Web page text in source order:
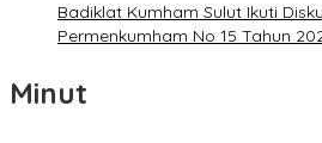
Badiklat Kumham Sulut Ikuti
Permenkumham No 15 Tahun
Minut